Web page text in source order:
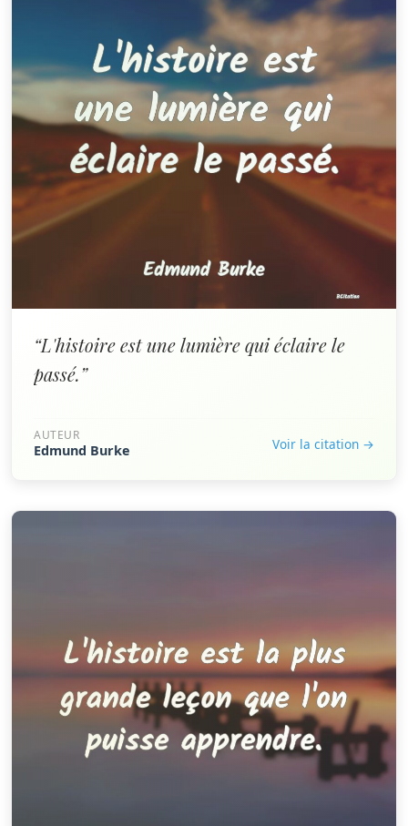
“L'histoire est une lumière qui éclaire le
passé.”
AUTEUR
Edmund Burke Voir la citation →